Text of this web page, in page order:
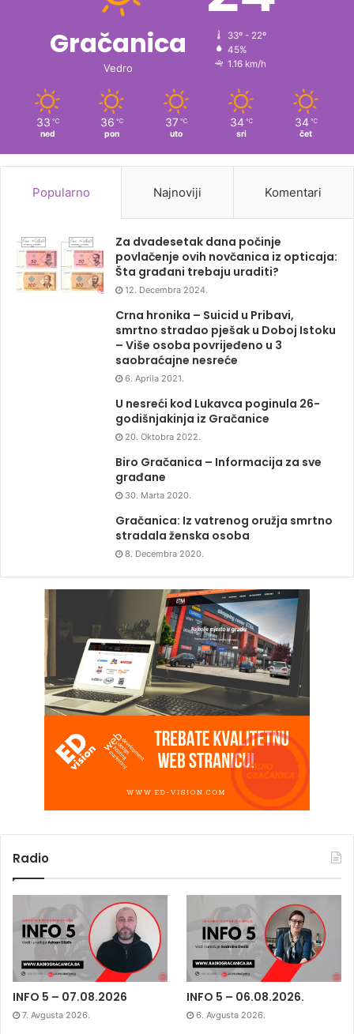
Gračanica
Vedro
33º - 22º
45%
1.16 km/h
33 ℃
ned
36 ℃
pon
37 ℃
uto
34 ℃
sri
34 ℃
čet
Popularno Najnoviji Komentari
Za dvadesetak dana počinje
povlačenje ovih novčanica iz opticaja:
Šta građani trebaju uraditi?
12. Decembra 2024.
Crna hronika – Suicid u Pribavi,
smrtno stradao pješak u Doboj Istoku
– Više osoba povrijeđeno u 3
saobraćajne nesreće
6. Aprila 2021.
U nesreći kod Lukavca poginula 26-
godišnjakinja iz Gračanice
20. Oktobra 2022.
Biro Gračanica – Informacija za sve
građane
30. Marta 2020.
Gračanica: Iz vatrenog oružja smrtno
stradala ženska osoba
8. Decembra 2020.
Radio
INFO 5 – 07.08.2026
7. Avgusta 2026.
INFO 5 – 06.08.2026.
6. Avgusta 2026.